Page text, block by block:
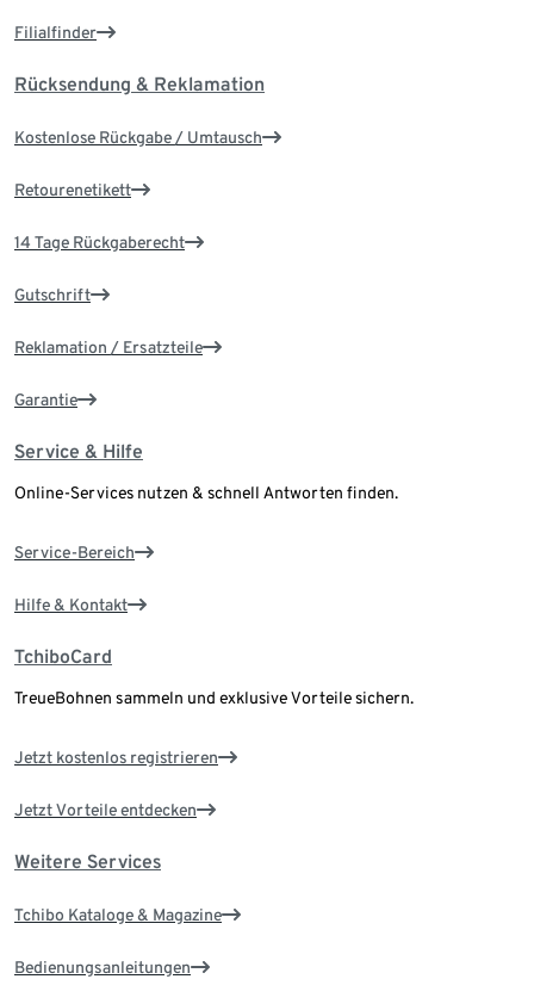
Filialfinder
Rücksendung & Reklamation
Kostenlose Rückgabe / Umtausch
Retourenetikett
14 Tage Rückgaberecht
Gutschrift
Reklamation / Ersatzteile
Garantie
Service & Hilfe
Online-Services nutzen & schnell Antworten finden.
Service-Bereich
Hilfe & Kontakt
TchiboCard
TreueBohnen sammeln und exklusive Vorteile sichern.
Jetzt kostenlos registrieren
Jetzt Vorteile entdecken
Weitere Services
Tchibo Kataloge & Magazine
Bedienungsanleitungen